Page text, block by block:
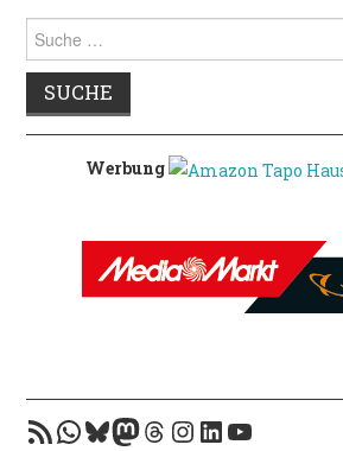
POLITIK
Suche
nach:
Werbung
RSS-FeedWhatsApp
Bluesky
Mastodon
Threads
Instagram
LinkedIn
YouTube